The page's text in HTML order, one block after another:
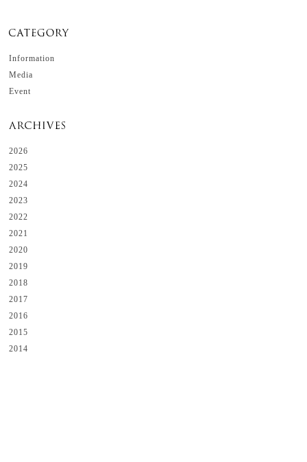
Information
Media
Event
2026
2025
2024
2023
2022
2021
2020
2019
2018
2017
2016
2015
2014